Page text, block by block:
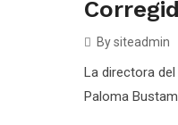
By siteadmin
La directora
Paloma